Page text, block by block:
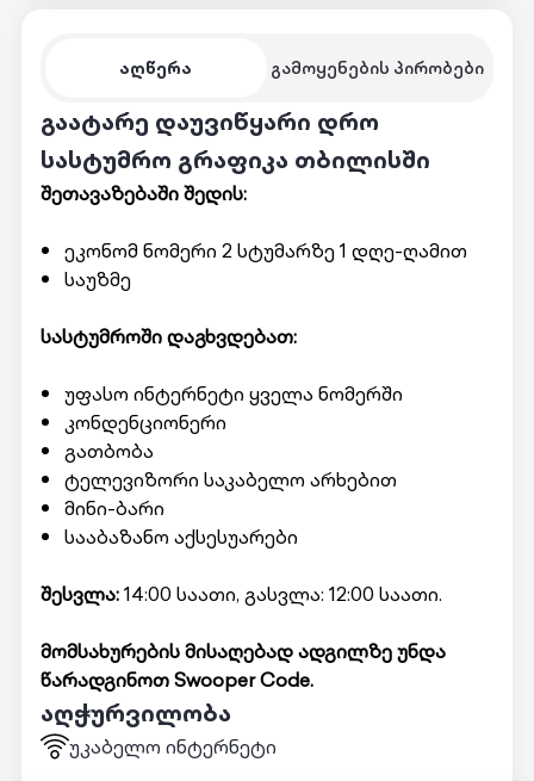
აღწერა გამოყენების პირობები
გაატარე დაუვიწყარი დრო
სასტუმრო გრაფიკა თბილისში
შეთავაზებაში შედის:
ეკონომ ნომერი 2 სტუმარზე 1 დღე-ღამით
საუზმე
სასტუმროში დაგხვდებათ:
უფასო ინტერნეტი ყველა ნომერში
კონდენციონერი
გათბობა
ტელევიზორი საკაბელო არხებით
მინი-ბარი
სააბაზანო აქსესუარები
შესვლა:14:00 საათი, გასვლა: 12:00 საათი.
მომსახურების მისაღებად ადგილზე უნდა
წარადგინოთ Swooper Code.
აღჭურვილობა
უკაბელო ინტერნეტი